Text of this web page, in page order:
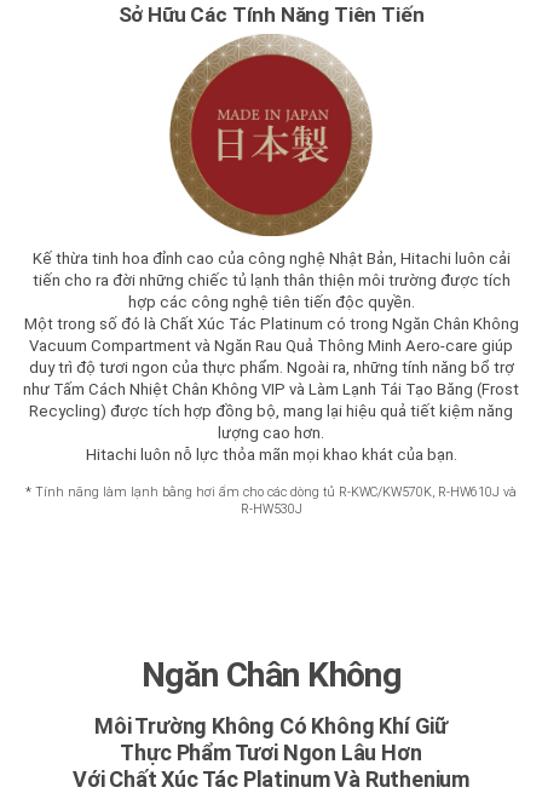
Sở Hữu Các Tính Năng Tiên Tiến
Kế thừa tinh hoa đỉnh cao của công nghệ Nhật Bản, Hitachi luôn cải
tiến cho ra đời những chiếc tủ lạnh thân thiện môi trường được tích
hợp các công nghệ tiên tiến độc quyền.
Một trong số đó là Chất Xúc Tác Platinum có trong Ngăn Chân Không
Vacuum Compartment và Ngăn Rau Quả Thông Minh Aero-care giúp
duy trì độ tươi ngon của thực phẩm. Ngoài ra, những tính năng bổ trợ
như Tấm Cách Nhiệt Chân Không VIP và Làm Lạnh Tái Tạo Băng (Frost
Recycling) được tích hợp đồng bộ, mang lại hiệu quả tiết kiệm năng
lượng cao hơn.
Hitachi luôn nỗ lực thỏa mãn mọi khao khát của bạn.
* Tính năng làm lạnh bằng hơi ẩm cho các dòng tủ R-KWC/KW570K, R-HW610J và
R-HW530J
Ngăn Chân Không
Môi Trường Không Có Không Khí Giữ
Thực Phẩm Tươi Ngon Lâu Hơn
Với Chất Xúc Tác Platinum Và Ruthenium